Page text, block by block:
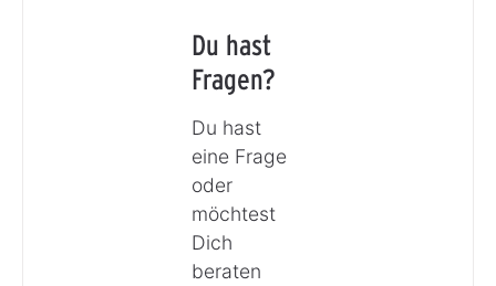
Du hast
Fragen?
Du hast
eine Frage
oder
möchtest
Dich
beraten